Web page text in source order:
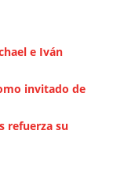
e Iván
invitado de
refuerza su